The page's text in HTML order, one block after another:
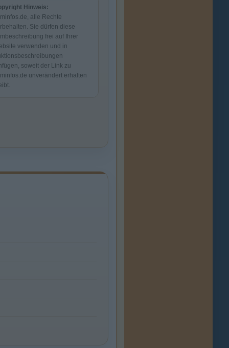
Hinweis:
alle Rechte
Sie dürfen diese
frei auf Ihrer
verwenden und in
soweit der Link zu
unverändert erhalten